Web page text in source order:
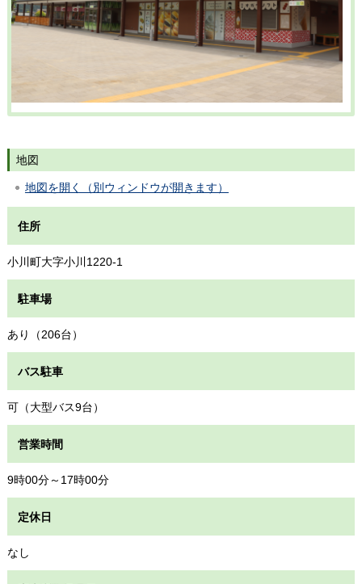
地図
地図を開く（別ウィンドウが開きます）
住所
小川町大字小川1220-1
駐車場
あり（206台）
バス駐車
可（大型バス9台）
営業時間
9時00分～17時00分
定休日
なし